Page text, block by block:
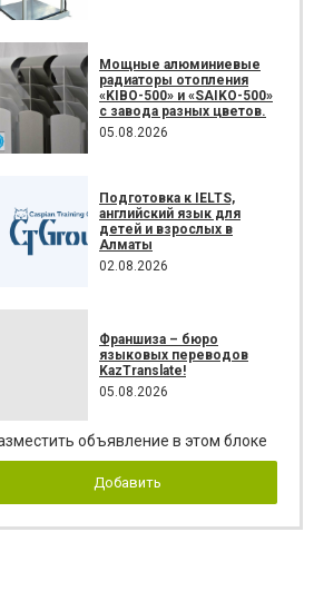
Мощные алюминиевые
радиаторы отопления
«KIBO-500» и «SAIKO-500»
с завода разных цветов.
05.08.2026
Подготовка к IELTS,
английский язык для
детей и взрослых в
Алматы
02.08.2026
Франшиза – бюро
языковых переводов
KazTranslate!
05.08.2026
объявление в этом блоке
Добавить